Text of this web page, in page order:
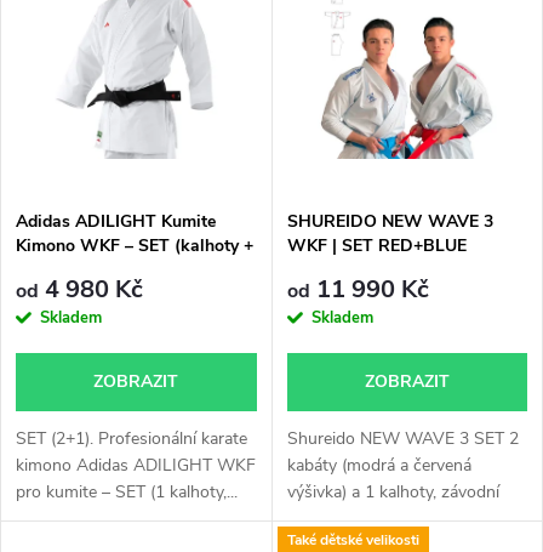
p
r
o
d
u
Nejprodávanější
Abecedně
s
p
r
d
u
Adidas ADILIGHT Kumite
Kimono WKF – SET (kalhoty +
od 4 980 Kč
Skladem
ZOBRAZIT
SET (2+1). Profesionální karate
kimono Adidas ADILIGHT WKF
pro kumite – SET (1 kalhoty,...
SHUREIDO NEW WAVE 3
WKF | SET RED+BLUE
kalhoty
od 11 990 Kč
Skladem
ZOBRAZIT
Shureido NEW WAVE 3 SET 2
kabáty (modrá a červená
výšivka) a 1 kalhoty, závodní
kata...
Také dětské velikosti